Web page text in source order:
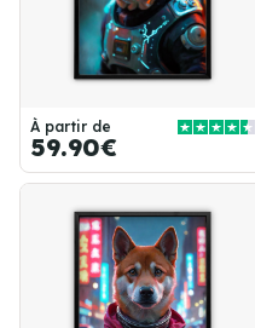
À partir de
59.90€